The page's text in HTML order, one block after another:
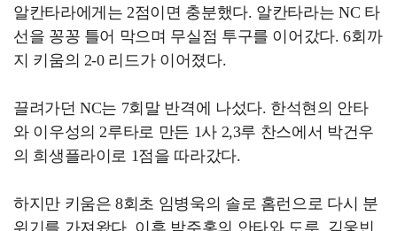
알칸타라에게는 2점이면 충분했다. 알칸타라는 NC 타
선을 꽁꽁 틀어 막으며 무실점 투구를 이어갔다. 6회까
지 키움의 2-0 리드가 이어졌다.
끌려가던 NC는 7회말 반격에 나섰다. 한석현의 안타
와 이우성의 2루타로 만든 1사 2,3루 찬스에서 박건우
의 희생플라이로 1점을 따라갔다.
하지만 키움은 8회초 임병욱의 솔로 홈런으로 다시 분